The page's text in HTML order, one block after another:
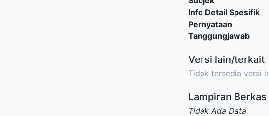
Info Detail Spesifik
Pernyataan
Tanggungjawab
Versi lain/terkait
Tidak tersedia versi
Lampiran Berkas
Tidak Ada Data